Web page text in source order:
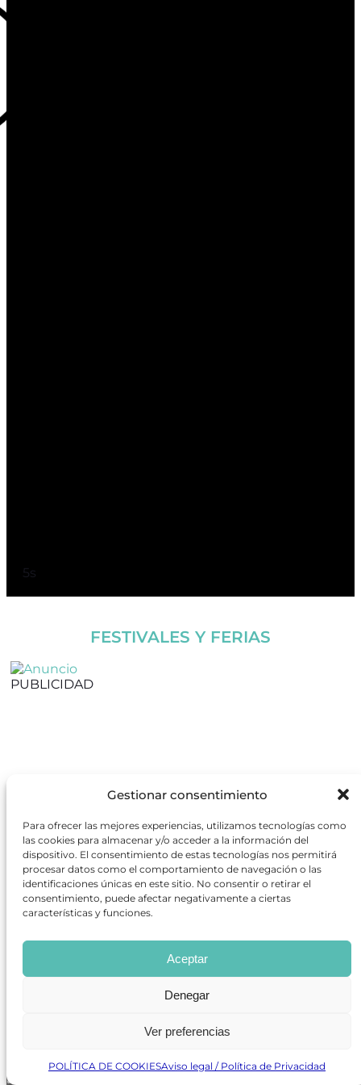
Gestionar consentimiento
Para ofrecer las mejores experiencias, utilizamos tecnologías como
las cookies para almacenar y/o acceder a la información del
dispositivo. El consentimiento de estas tecnologías nos permitirá
procesar datos como el comportamiento de navegación o las
identificaciones únicas en este sitio. No consentir o retirar el
consentimiento, puede afectar negativamente a ciertas
características y funciones.
Aceptar
Denegar
Ver preferencias
POLÍTICA DE COOKIESAviso legal / Política de Privacidad
5s
FESTIVALES Y FERIAS
PUBLICIDAD
Una edición más pudimos disfrutar de algunas de
las interesantes sesiones que, del 20 al 22 de julio,